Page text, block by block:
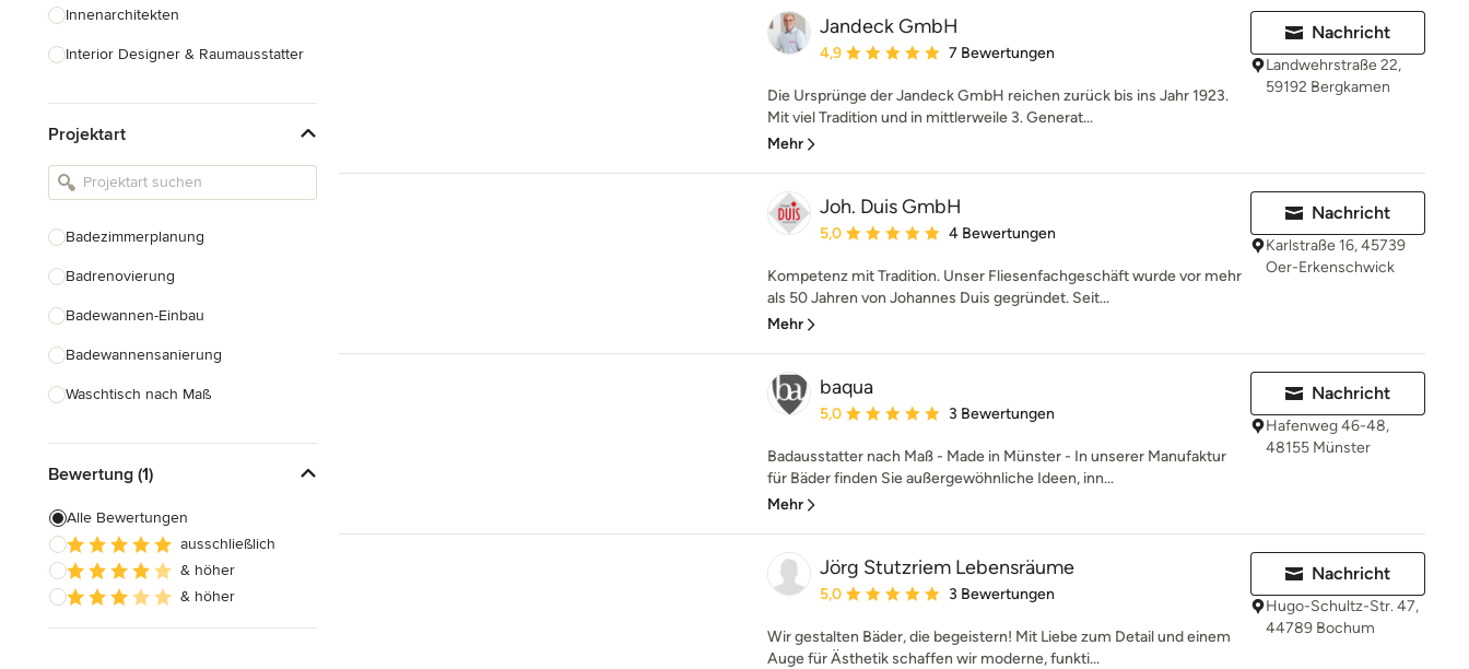
Innenarchitekten
Interior Designer & Raumausstatter
Landschaftsarchitekten
Armaturen & Sanitärbedarf
Einbauschränke
Projektart
Badezimmerplanung
Badrenovierung
Badewannen-Einbau
Badewannensanierung
Waschtisch nach Maß
Gäste-WC Renovierung
Fugenlose Badezimmer
Badezimmereinbau
Alle anzeigen
Bewertung (1)
Alle Bewertungen
ausschließlich
& höher
& höher
Jandeck GmbH
Durchschnittliche Bewertung: 4.9 von 5 Sternen
4,9 7 Bewertungen
Die Ursprünge der Jandeck GmbH reichen zurück bis ins Jahr 1923.
Mit viel Tradition und in mittlerweile 3. Generat...
Mehr
Nachricht
Landwehrstraße 22,
59192 Bergkamen
Joh. Duis GmbH
Durchschnittliche Bewertung: 5 von 5 Sternen
5,0 4 Bewertungen
Kompetenz mit Tradition. Unser Fliesenfachgeschäft wurde vor mehr
als 50 Jahren von Johannes Duis gegründet. Seit...
Mehr
Nachricht
Karlstraße 16, 45739
Oer-Erkenschwick
baqua
Durchschnittliche Bewertung: 5 von 5 Sternen
5,0 3 Bewertungen
Badausstatter nach Maß - Made in Münster - In unserer Manufaktur
für Bäder finden Sie außergewöhnliche Ideen, inn...
Mehr
Nachricht
Hafenweg 46-48,
48155 Münster
Jörg Stutzriem Lebensräume
Durchschnittliche Bewertung: 5 von 5 Sternen
5,0 3 Bewertungen
Wir gestalten Bäder, die begeistern! Mit Liebe zum Detail und einem
Auge für Ästhetik schaffen wir moderne, funkti...
Nachricht
Hugo-Schultz-Str. 47,
44789 Bochum